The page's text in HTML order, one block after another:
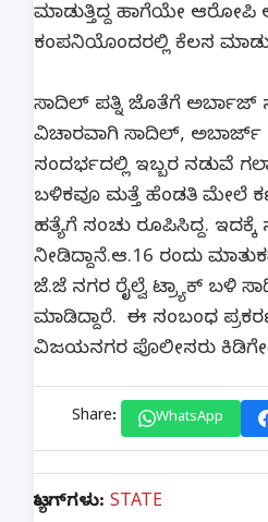
ಮಾಡುತ್ತಿದ್ದ ಹಾಗೆಯೇ
ಕಂಪನಿಯೊಂದರಲ್ಲಿ ಕೆಲಸ
ಸಾದಿಲ್​ ಪತ್ನಿ ಜೊತೆಗೆ ಅರ್ಬಾಜ್​
ವಿಚಾರವಾಗಿ ಸಾದಿಲ್, ಅಬಾರ್ಜ್
ಸಂದರ್ಭದಲ್ಲಿ ಇಬ್ಬರ ನಡುವೆ
ಬಳಿಕವೂ ಮತ್ತೆ ಹೆಂಡತಿ ಮೇಲೆ
ಹತ್ಯೆಗೆ ಸಂಚು ರೂಪಿಸಿದ್ದ.
ನೀಡಿದ್ದಾನೆ.ಆ.16 ರಂದು
ಜೆ.ಜೆ ನಗರ ರೈಲ್ವೆ ಟ್ರ್ಯಾಕ್ ಬಳಿ
ಮಾಡಿದ್ದಾರೆ. ಈ ಸಂಬಂಧ
ವಿಜಯನಗರ ಪೊಲೀಸರು
Share: WhatsApp
ಟ್ಯಾಗ್‌ಗಳು: STATE